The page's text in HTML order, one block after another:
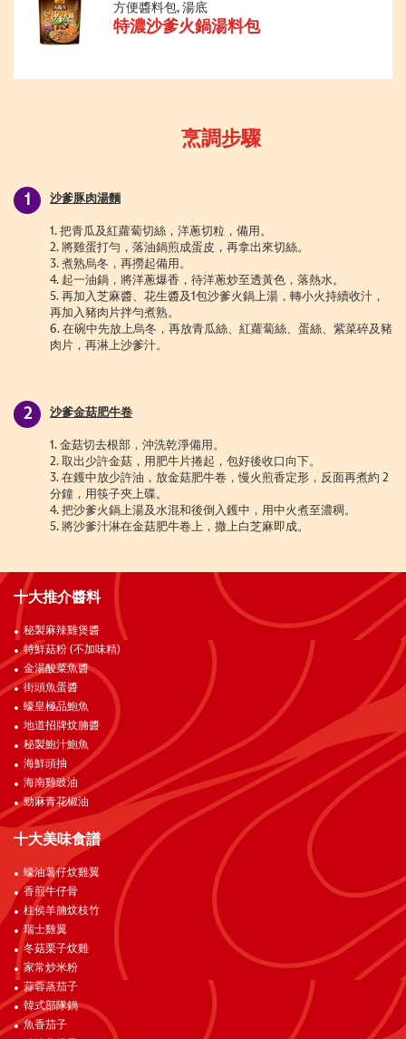
方便醬料包, 湯底
特濃沙爹火鍋湯料包
烹調步驟
沙爹豚肉湯麵
1. 把青瓜及紅蘿蔔切絲，洋蔥切粒，備用。
2. 將雞蛋打勻，落油鍋煎成蛋皮，再拿出來切絲。
3. 煮熟烏冬，再撈起備用。
4. 起一油鍋，將洋蔥爆香，待洋蔥炒至透黃色，落熱水。
5. 再加入芝麻醬、花生醬及1包沙爹火鍋上湯，轉小火持續收汁，
再加入豬肉片拌勻煮熟。
6. 在碗中先放上烏冬，再放青瓜絲、紅蘿蔔絲、蛋絲、紫菜碎及豬
肉片，再淋上沙爹汁。
沙爹金菇肥牛卷
1. 金菇切去根部，沖洗乾淨備用。
2. 取出少許金菇，用肥牛片捲起，包好後收口向下。
3. 在鑊中放少許油，放金菇肥牛卷，慢火煎香定形，反面再煮約 2
分鐘，用筷子夾上碟。
4. 把沙爹火鍋上湯及水混和後倒入鑊中，用中火煮至濃稠。
5. 將沙爹汁淋在金菇肥牛卷上，撒上白芝麻即成。
十大推介醬料
秘製麻辣雞煲醬
特鮮菇粉 (不加味精)
金湯酸菜魚醬
街頭魚蛋醬
蠔皇極品鮑魚
地道招牌炆腩醬
秘製鮑汁鮑魚
海鮮頭抽
海南雞豉油
勁麻青花椒油
十大美味食譜
蠔油薯仔炆雞翼
香煎牛仔骨
柱侯羊腩炆枝竹
瑞士雞翼
冬菇栗子炆雞
家常炒米粉
蒜蓉蒸茄子
韓式部隊鍋
魚香茄子